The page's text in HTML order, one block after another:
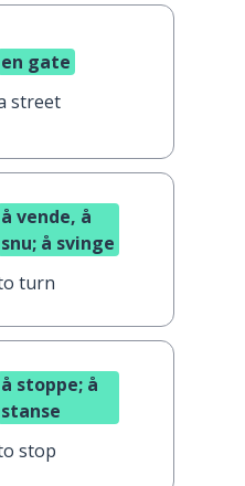
en gate
street
å vende, å
snu; å svinge
turn
å stoppe; å
stanse
stop